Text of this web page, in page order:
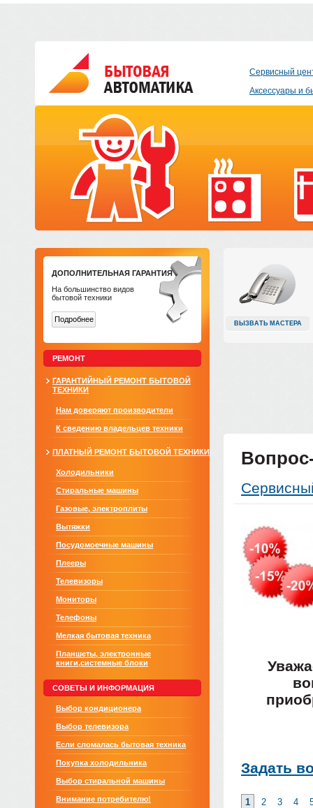
Сервисный
Аксессуары и
ДОПОЛНИТЕЛЬНАЯ ГАРАНТИЯ
На большинство видов
бытовой техники
Подробнее
РЕМОНТ
ГАРАНТИЙНЫЙ РЕМОНТ БЫТОВОЙ
ТЕХНИКИ
Нам доверяют производители
К сведению владельцев техники
ПЛАТНЫЙ РЕМОНТ БЫТОВОЙ ТЕХНИКИ
Холодильники
Стиральные машины
Газовые, электроплиты
Вытяжки
Посудомоечные машины
Плееры
Телевизоры
Мониторы
Телефоны
Мелкая бытовая техника
Планшеты, электронные
книги,системные блоки
СОВЕТЫ И ИНФОРМАЦИЯ
Выбор кондиционера
Выбор телевизора
Если сломалась бытовая техника
Покупка холодильника
Выбор стиральной машины
Внимание потребителю!
ВЫЗВАТЬ МАСТЕРА
Задать
1 2 3 4